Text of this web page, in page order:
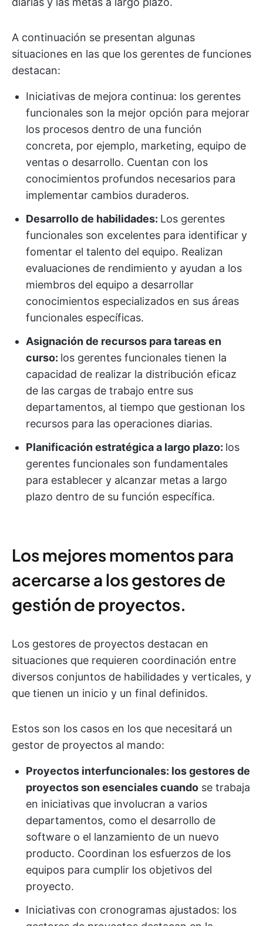
A continuación se presentan algunas
situaciones en las que los gerentes de funciones
destacan:
Iniciativas de mejora continua: los gerentes
funcionales son la mejor opción para mejorar
los procesos dentro de una función
concreta, por ejemplo, marketing, equipo de
ventas o desarrollo. Cuentan con los
conocimientos profundos necesarios para
implementar cambios duraderos.
Desarrollo de habilidades: Los gerentes
funcionales son excelentes para identificar y
fomentar el talento del equipo. Realizan
evaluaciones de rendimiento y ayudan a los
miembros del equipo a desarrollar
conocimientos especializados en sus áreas
funcionales específicas.
Asignación de recursos para tareas en
curso: los gerentes funcionales tienen la
capacidad de realizar la distribución eficaz
de las cargas de trabajo entre sus
departamentos, al tiempo que gestionan los
recursos para las operaciones diarias.
Planificación estratégica a largo plazo: los
gerentes funcionales son fundamentales
para establecer y alcanzar metas a largo
plazo dentro de su función específica.
Los mejores momentos para
acercarse a los gestores de
gestión de proyectos.
Los gestores de proyectos destacan en
situaciones que requieren coordinación entre
diversos conjuntos de habilidades y verticales, y
que tienen un inicio y un final definidos.
Estos son los casos en los que necesitará un
gestor de proyectos al mando:
Proyectos interfuncionales: los gestores de
proyectos son esenciales cuando se trabaja
en iniciativas que involucran a varios
departamentos, como el desarrollo de
software o el lanzamiento de un nuevo
producto. Coordinan los esfuerzos de los
equipos para cumplir los objetivos del
proyecto.
Iniciativas con cronogramas ajustados: los